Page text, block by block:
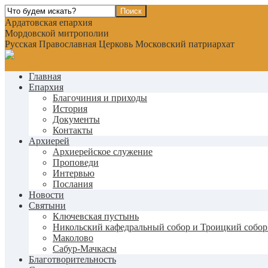
Ардатовская епархия
Мордовской митрополии
Русская Православная Церковь Московский патриархат
Главная
Епархия
Благочиния и приходы
История
Документы
Контакты
Архиерей
Архиерейское служение
Проповеди
Интервью
Послания
Новости
Святыни
Ключевская пустынь
Никольский кафедральный собор и Троицкий собор
Маколово
Сабур-Мачкасы
Благотворительность